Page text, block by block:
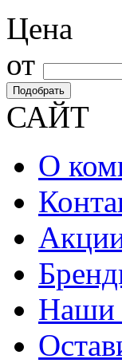
Цена
от
Подобрать
САЙТ
О
Наши